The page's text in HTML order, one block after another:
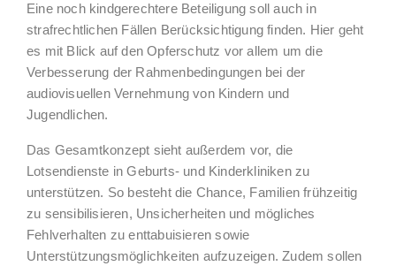
Eine noch kindgerechtere Beteiligung soll auch in
strafrechtlichen Fällen Berücksichtigung finden. Hier geht
es mit Blick auf den Opferschutz vor allem um die
Verbesserung der Rahmenbedingungen bei der
audiovisuellen Vernehmung von Kindern und
Jugendlichen.
Das Gesamtkonzept sieht außerdem vor, die
Lotsendienste in Geburts- und Kinderkliniken zu
unterstützen. So besteht die Chance, Familien frühzeitig
zu sensibilisieren, Unsicherheiten und mögliches
Fehlverhalten zu enttabuisieren sowie
Unterstützungsmöglichkeiten aufzuzeigen. Zudem sollen